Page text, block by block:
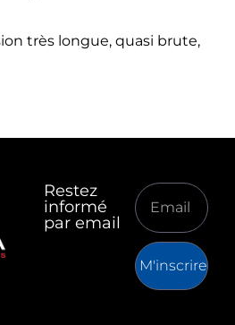
très longue, quasi brute,
Restez
informé
par email
M'inscrire